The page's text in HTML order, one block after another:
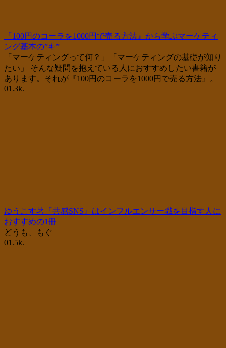
『100円のコーラを1000円で売る方法』から学ぶマーケティ
ング基本の”キ”
「マーケティングって何？」「マーケティングの基礎が知り
たい」 そんな疑問を抱えている人におすすめしたい書籍が
あります。それが『100円のコーラを1000円で売る方法』。
01.3k.
ゆうこす著『共感SNS』はインフルエンサー職を目指す人に
おすすめの1冊
どうも、もぐ
01.5k.